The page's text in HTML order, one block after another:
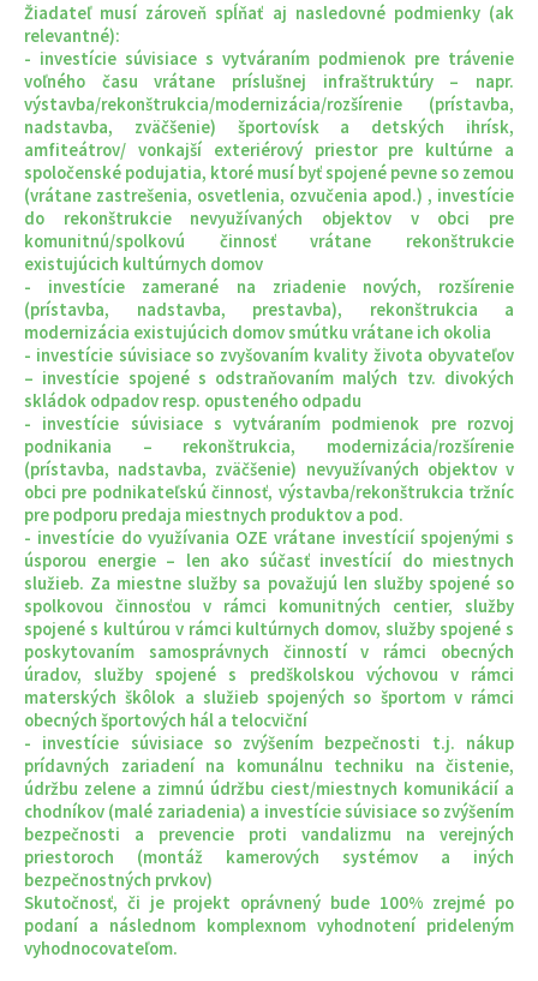
Žiadateľ musí zároveň spĺňať aj nasledovné podmienky (ak
relevantné):
- investície súvisiace s vytváraním podmienok pre trávenie
voľného času vrátane príslušnej infraštruktúry – napr.
výstavba/rekonštrukcia/modernizácia/rozšírenie (prístavba,
nadstavba, zväčšenie) športovísk a detských ihrísk,
amfiteátrov/ vonkajší exteriérový priestor pre kultúrne a
spoločenské podujatia, ktoré musí byť spojené pevne so zemou
(vrátane zastrešenia, osvetlenia, ozvučenia apod.) , investície
do rekonštrukcie nevyužívaných objektov v obci pre
komunitnú/spolkovú činnosť vrátane rekonštrukcie
existujúcich kultúrnych domov
- investície zamerané na zriadenie nových, rozšírenie
(prístavba, nadstavba, prestavba), rekonštrukcia a
modernizácia existujúcich domov smútku vrátane ich okolia
- investície súvisiace so zvyšovaním kvality života obyvateľov
– investície spojené s odstraňovaním malých tzv. divokých
skládok odpadov resp. opusteného odpadu
- investície súvisiace s vytváraním podmienok pre rozvoj
podnikania – rekonštrukcia, modernizácia/rozšírenie
(prístavba, nadstavba, zväčšenie) nevyužívaných objektov v
obci pre podnikateľskú činnosť, výstavba/rekonštrukcia tržníc
pre podporu predaja miestnych produktov a pod.
- investície do využívania OZE vrátane investícií spojenými s
úsporou energie – len ako súčasť investícií do miestnych
služieb. Za miestne služby sa považujú len služby spojené so
spolkovou činnosťou v rámci komunitných centier, služby
spojené s kultúrou v rámci kultúrnych domov, služby spojené s
poskytovaním samosprávnych činností v rámci obecných
úradov, služby spojené s predškolskou výchovou v rámci
materských škôlok a služieb spojených so športom v rámci
obecných športových hál a telocviční
- investície súvisiace so zvýšením bezpečnosti t.j. nákup
prídavných zariadení na komunálnu techniku na čistenie,
údržbu zelene a zimnú údržbu ciest/miestnych komunikácií a
chodníkov (malé zariadenia) a investície súvisiace so zvýšením
bezpečnosti a prevencie proti vandalizmu na verejných
priestoroch (montáž kamerových systémov a iných
bezpečnostných prvkov)
Skutočnosť, či je projekt oprávnený bude 100% zrejmé po
podaní a následnom komplexnom vyhodnotení prideleným
vyhodnocovateľom.